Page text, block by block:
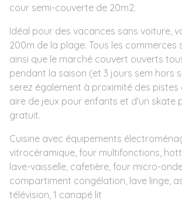
cour semi-couverte de 20m2.
Idéal pour des vacances sans voiture,
200m de la plage. Tous les commerces
ainsi que le marché couvert ouverts
pendant la saison (et 3 jours sem hors
serez également à proximité des pistes
aire de jeux pour enfants et d'un skate
gratuit.
Cuisine avec équipements
vitrocéramique, four multifonctions,
lave-vaisselle, cafetière, four micro-
compartiment congélation, lave linge,
télévision, 1 canapé lit